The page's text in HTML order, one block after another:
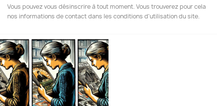
Vous pouvez vous désinscrire à tout moment. Vous trouverez pour cela
nos informations de contact dans les conditions d'utilisation du site.